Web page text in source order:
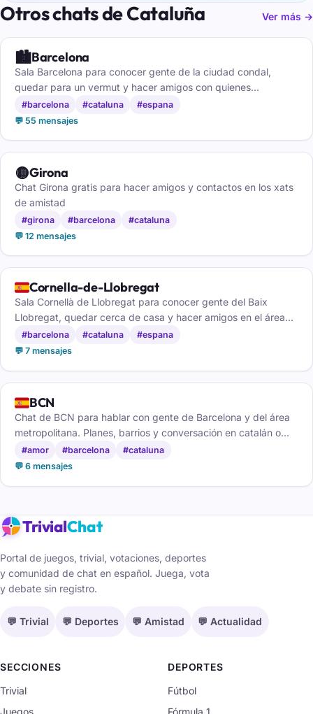
Otros chats de Cataluña Ver más →
🏙️Barcelona
Sala Barcelona para conocer gente de la ciudad condal,
quedar para un vermut y hacer amigos con quienes
comparten tu barrio.
#barcelona #cataluna
#espana
💬 55 mensajes
🟡Girona
Chat Girona gratis para hacer amigos y contactos en los xats
de amistad
#girona #barcelona
#cataluna
💬 12 mensajes
🇪🇸Cornella-de-Llobregat
Sala Cornellà de Llobregat para conocer gente del Baix
Llobregat, quedar cerca de casa y hacer amigos en el área
de Barcelona.
#barcelona #cataluna
#espana
💬 7 mensajes
🇪🇸BCN
Chat de BCN para hablar con gente de Barcelona y del área
metropolitana. Planes, barrios y conversación en catalán o
castellano, gratis y sin registro.
#amor #barcelona
#cataluna
💬 6 mensajes
TrivialChat
Portal de juegos, trivial, votaciones, deportes
y comunidad de chat en español. Juega, vota
y debate sin registro.
💬 Trivial 💬 Deportes 💬 Amistad 💬 Actualidad
SECCIONES
Trivial
DEPORTES
Fútbol